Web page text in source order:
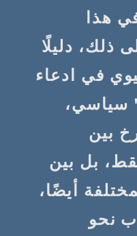
هذا
ذلك، دليلًا
في ادعاء
سياسي،
بين
بل بين
أيضًا،
نحو